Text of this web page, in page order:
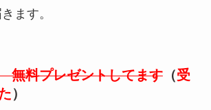
ます。
無料プレゼントしてます（受
）